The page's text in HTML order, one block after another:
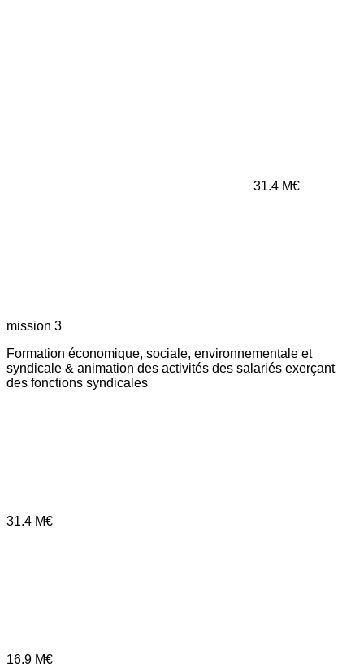
31.4 M€
mission 3
Formation économique, sociale, environnementale et
syndicale & animation des activités des salariés exerçant
des fonctions syndicales
31.4 M€
16.9 M€